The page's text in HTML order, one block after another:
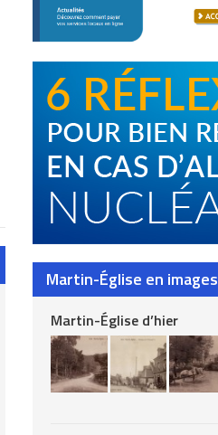
Martin-Église en images
Martin-Église d’hier